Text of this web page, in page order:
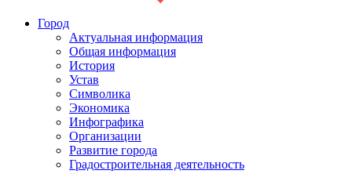
Город
Актуальная информация
Общая информация
История
Устав
Символика
Экономика
Инфографика
Организации
Развитие города
Градостроительная деятельность